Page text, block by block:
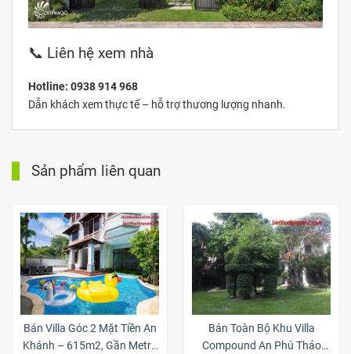
📞 Liên hệ xem nhà
Hotline: 0938 914 968
Dẫn khách xem thực tế – hỗ trợ thương lượng nhanh.
Sản phẩm liên quan
Bán Villa Góc 2 Mặt Tiền An
Khánh – 615m2, Gần Metro
Bán Toàn Bộ Khu Villa
Compound An Phú Thảo